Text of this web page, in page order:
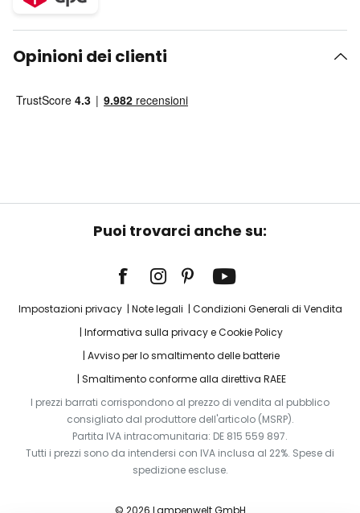
Opinioni dei clienti
Puoi trovarci anche su:
Impostazioni privacy Note legali
Condizioni Generali di Vendita
Informativa sulla privacy e Cookie Policy
Avviso per lo smaltimento delle batterie
Smaltimento conforme alla direttiva RAEE
I prezzi barrati corrispondono al prezzo di vendita al pubblico
consigliato dal produttore dell'articolo (MSRP).
Partita IVA intracomunitaria: DE 815 559 897.
Tutti i prezzi sono da intendersi con IVA inclusa al 22%. Spese di
spedizione escluse.
© 2026 Lampenwelt GmbH